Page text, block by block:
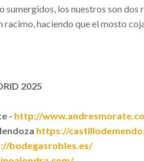
sumergidos, los nuestros son
racimo, haciendo que el mosto
2025
- http://
https://
bodegasrobles.es/